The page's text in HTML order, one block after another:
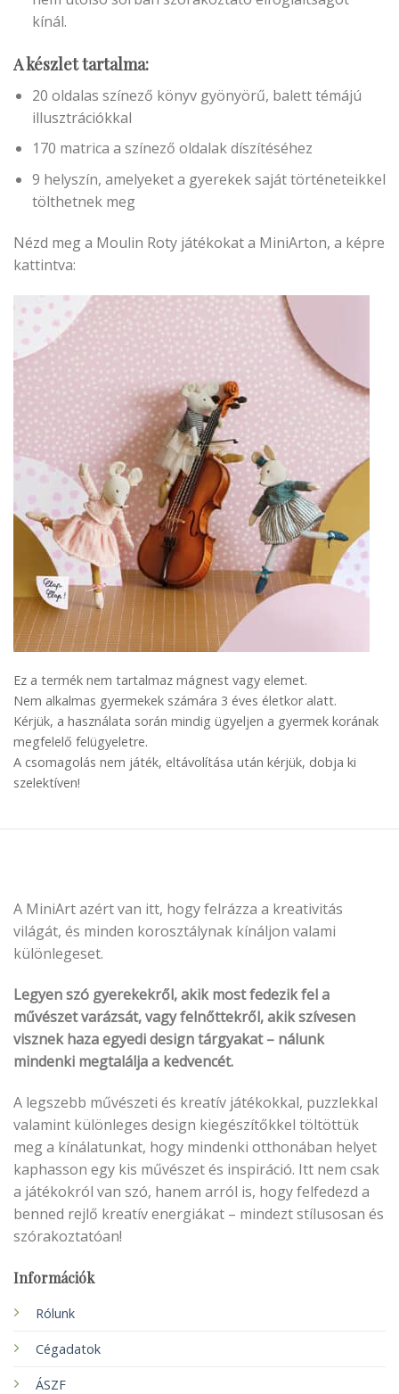
kínál.
A készlet tartalma:
20 oldalas színező könyv gyönyörű, balett témájú
illusztrációkkal
170 matrica a színező oldalak díszítéséhez
9 helyszín, amelyeket a gyerekek saját történeteikkel
tölthetnek meg
Nézd meg a Moulin Roty játékokat a MiniArton, a képre
kattintva:
Ez a termék nem tartalmaz mágnest vagy elemet.
Nem alkalmas gyermekek számára 3 éves életkor alatt.
Kérjük, a használata során mindig ügyeljen a gyermek korának
megfelelő felügyeletre.
A csomagolás nem játék, eltávolítása után kérjük, dobja ki
szelektíven!
A MiniArt azért van itt, hogy felrázza a kreativitás
világát, és minden korosztálynak kínáljon valami
különlegeset.
Legyen szó gyerekekről, akik most fedezik fel a
művészet varázsát, vagy felnőttekről, akik szívesen
visznek haza egyedi design tárgyakat – nálunk
mindenki megtalálja a kedvencét.
A legszebb művészeti és kreatív játékokkal, puzzlekkal
valamint különleges design kiegészítőkkel töltöttük
meg a kínálatunkat, hogy mindenki otthonában helyet
kaphasson egy kis művészet és inspiráció. Itt nem csak
a játékokról van szó, hanem arról is, hogy felfedezd a
benned rejlő kreatív energiákat – mindezt stílusosan és
szórakoztatóan!
Információk
Rólunk
Cégadatok
ÁSZF